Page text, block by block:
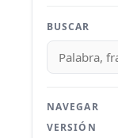
BUSCAR
NAVEGAR
VERSIÓN